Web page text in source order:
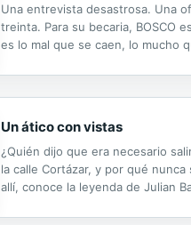
Una entrevista desastrosa. Una
treinta. Para su becaria, BOSCO
es lo mal que se caen, lo mucho
Un ático con vistas
¿Quién dijo que era necesario
la calle Cortázar, y por qué
allí, conoce la leyenda de Julian